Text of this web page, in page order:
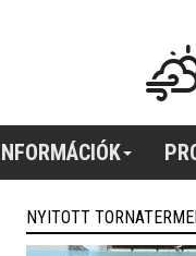
NYITOTT